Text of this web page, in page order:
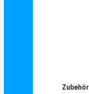
Zubehör